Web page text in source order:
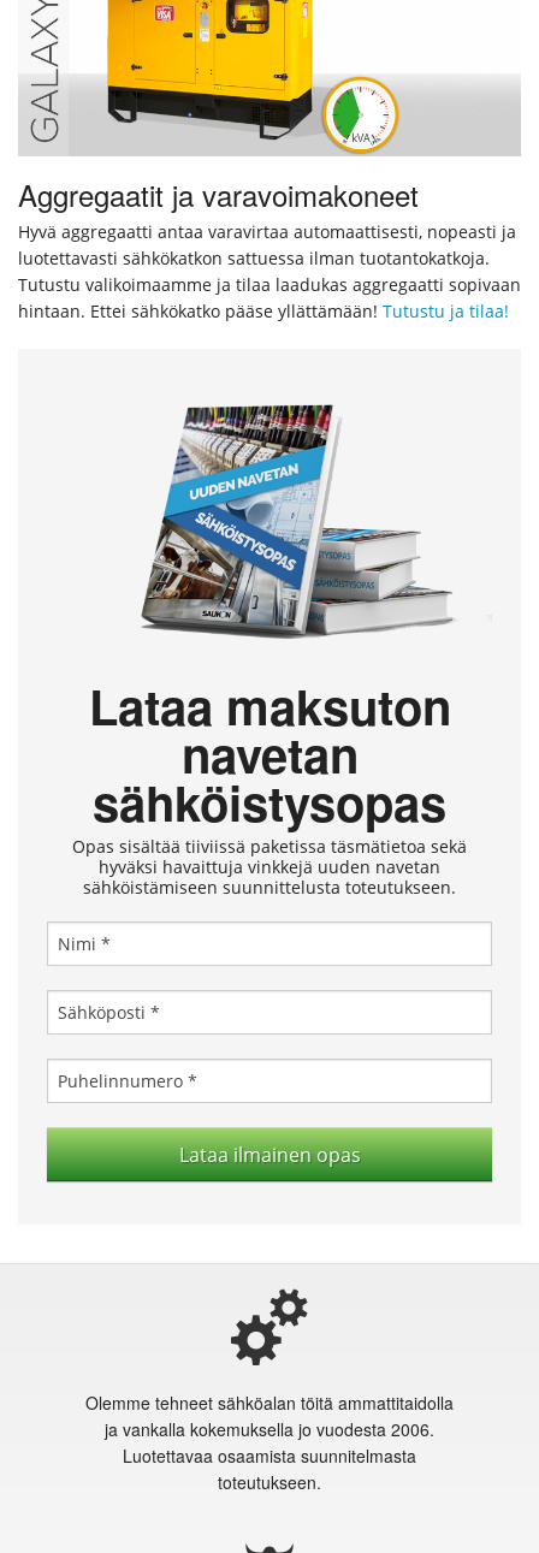
Aggregaatit ja varavoimakoneet
Hyvä aggregaatti antaa varavirtaa automaattisesti, nopeasti ja
luotettavasti sähkökatkon sattuessa ilman tuotantokatkoja.
Tutustu valikoimaamme ja tilaa laadukas aggregaatti sopivaan
hintaan. Ettei sähkökatko pääse yllättämään! Tutustu ja tilaa!
Lataa maksuton
navetan
sähköistysopas
Opas sisältää tiiviissä paketissa täsmätietoa sekä
hyväksi havaittuja vinkkejä uuden navetan
sähköistämiseen suunnittelusta toteutukseen.
Olemme tehneet sähköalan töitä ammattitaidolla
ja vankalla kokemuksella jo vuodesta 2006.
Luotettavaa osaamista suunnitelmasta
toteutukseen.